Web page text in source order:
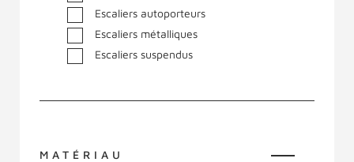
Escaliers autoporteurs
Escaliers métalliques
Escaliers suspendus
MATÉRIAU